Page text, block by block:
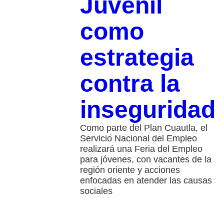
Juvenil
como
estrategia
contra la
inseguridad
Como parte del Plan Cuautla, el
Servicio Nacional del Empleo
realizará una Feria del Empleo
para jóvenes, con vacantes de la
región oriente y acciones
enfocadas en atender las causas
sociales